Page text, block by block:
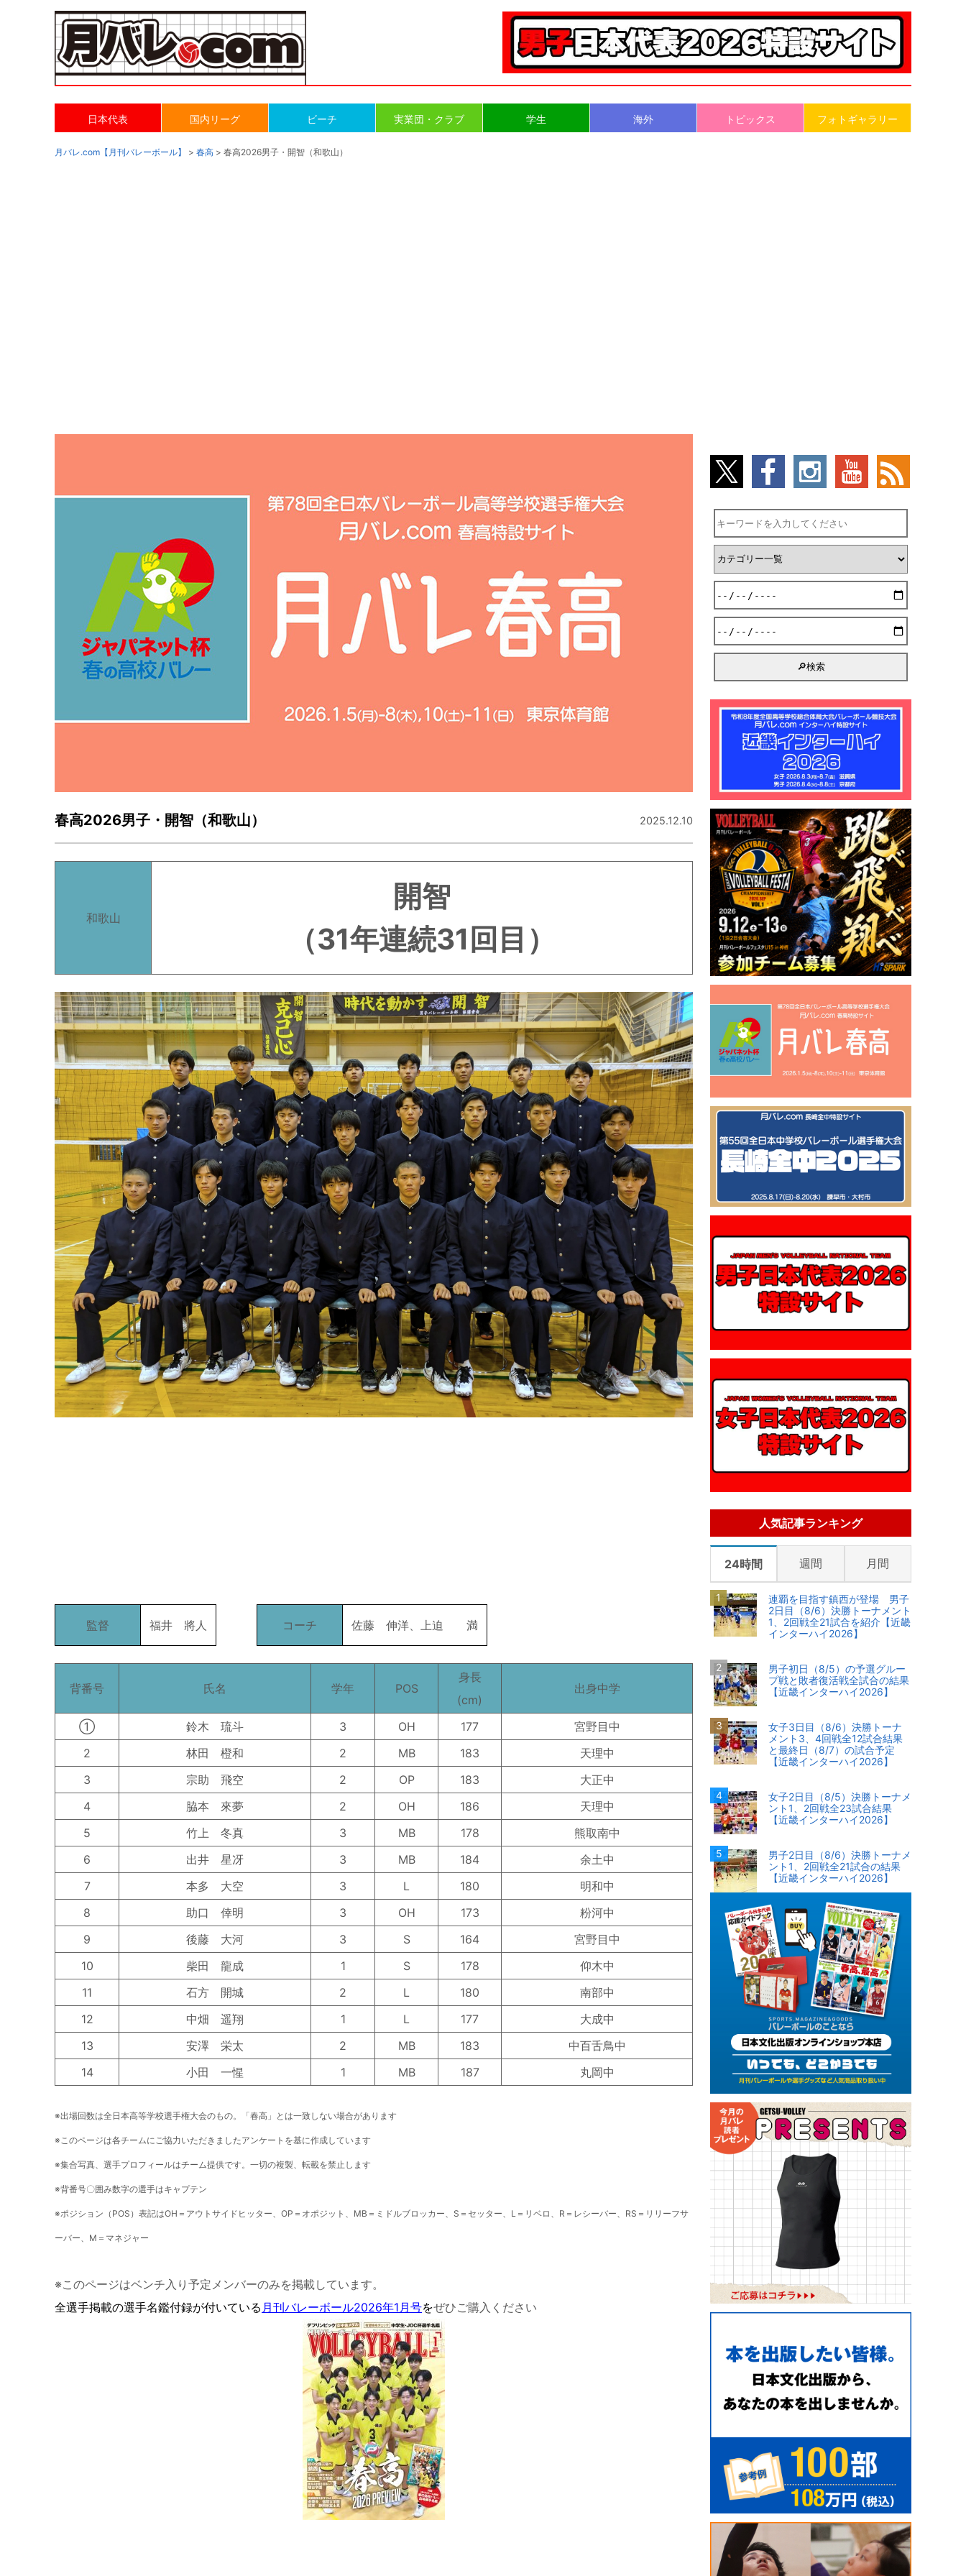
日本代表 国内リーグ ビーチ 実業団・クラブ 学生 海外 トピックス フォトギャラリー
月バレ.com【月刊バレーボール】 > 春高 > 春高2026男子・開智（和歌山）
春高2026男子・開智（和歌山） 2025.12.10
和歌山
開智
（31年連続31回目）
監督 福井 將人 コーチ 佐藤 伸洋、上迫 満
背番号 氏名 学年 POS
身長
(cm)
出身中学
① 鈴木 琉斗 3 OH 177
宮野目中
2
林田 橙和 2 MB 183
天理中
3
宗助 飛空 2 OP 183
大正中
4
脇本 來夢 2 OH 186
天理中
5
竹上 冬真 3 MB 178
熊取南中
6
出井 星冴 3 MB 184
余土中
7
本多 大空 3 L 180
明和中
8
助口 倖明 3 OH 173
粉河中
9
後藤 大河 3 S 164
宮野目中
10
柴田 龍成 1 S 178
仰木中
11
石方 開城 2 L 180
南部中
12
中畑 遥翔 1 L 177
大成中
13
安澤 栄太 2 MB 183
中百舌鳥中
14
小田 一惺 1 MB 187 丸岡中
※出場回数は全日本高等学校選手権大会のもの。「春高」とは一致しない場合があります
※このページは各チームにご協力いただきましたアンケートを基に作成しています
※集合写真、選手プロフィールはチーム提供です。一切の複製、転載を禁止します
※背番号〇囲み数字の選手はキャプテン
※ポジション（POS）表記はOH＝アウトサイドヒッター、OP＝オポジット、MB＝ミドルブロッカー、S＝セッター、L＝リベロ、R＝レシーバー、RS＝リリーフサ
ーバー、M＝マネジャー
※このページはベンチ入り予定メンバーのみを掲載しています。
全選手掲載の選手名鑑付録が付いている 月刊バレーボール2026年1月号をぜひご購入ください
人気記事ランキング
24時間 週間 月間
連覇を目指す鎮西が登場 男子
2日目（8/6）決勝トーナメント
1、2回戦全21試合を紹介【近畿
インターハイ2026】
男子初日（8/5）の予選グルー
プ戦と敗者復活戦全試合の結果
【近畿インターハイ2026】
女子3日目（8/6）決勝トーナ
メント3、4回戦全12試合結果
と最終日（8/7）の試合予定
【近畿インターハイ2026】
女子2日目（8/5）決勝トーナメ
ント1、2回戦全23試合結果
【近畿インターハイ2026】
男子2日目（8/6）決勝トーナメ
ント1、2回戦全21試合の結果
【近畿インターハイ2026】